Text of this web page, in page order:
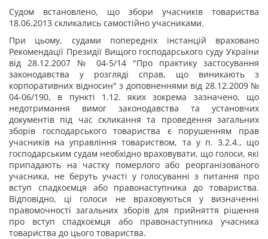
Судом встановлено, що збори учасників товариства
18.06.2013 скликались самостійно учасниками.
При цьому, судами попередніх інстанцій враховано
Рекомендації Президії Вищого господарського суду України
від 28.12.2007 № 04-5/14 "Про практику застосування
законодавства у розгляді справ, що виникають з
корпоративних відносин" з доповненнями від 28.12.2009 №
04-06/190, в пункті 1.12. яких зокрема зазначено, що
недотримання вимог законодавства та установчих
документів під час скликання та проведення загальних
зборів господарського товариства є порушенням прав
учасників на управління товариством, та у п. 3.2.4., що
господарським судам необхідно враховувати, що голоси, які
припадають на частку померлого або реорганізованого
учасника, не беруть участі у голосуванні з питання про
вступ спадкоємця або правонаступника до товариства.
Відповідно, ці голоси не враховуються у визначенні
правомочності загальних зборів для прийняття рішення
про вступ спадкоємця або правонаступника учасника
товариства до цього товариства.